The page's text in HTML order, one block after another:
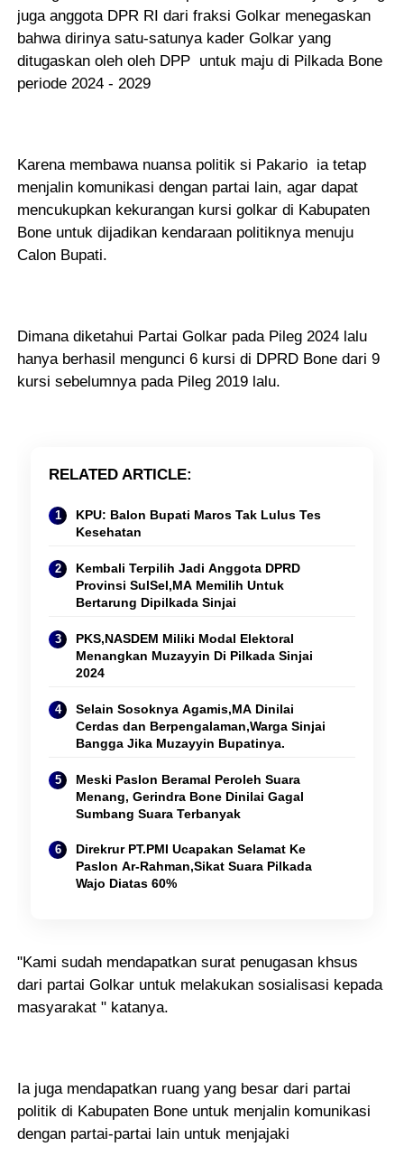
juga anggota DPR RI dari fraksi Golkar menegaskan
bahwa dirinya satu-satunya kader Golkar yang
ditugaskan oleh oleh DPP untuk maju di Pilkada Bone
periode 2024 - 2029
Karena membawa nuansa politik si Pakario ia tetap
menjalin komunikasi dengan partai lain, agar dapat
mencukupkan kekurangan kursi golkar di Kabupaten
Bone untuk dijadikan kendaraan politiknya menuju
Calon Bupati.
Dimana diketahui Partai Golkar pada Pileg 2024 lalu
hanya berhasil mengunci 6 kursi di DPRD Bone dari 9
kursi sebelumnya pada Pileg 2019 lalu.
RELATED ARTICLE
KPU: Balon Bupati Maros Tak Lulus Tes
Kesehatan
Kembali Terpilih Jadi Anggota DPRD
Provinsi SulSel,MA Memilih Untuk
Bertarung Dipilkada Sinjai
PKS,NASDEM Miliki Modal Elektoral
Menangkan Muzayyin Di Pilkada Sinjai
2024
Selain Sosoknya Agamis,MA Dinilai
Cerdas dan Berpengalaman,Warga Sinjai
Bangga Jika Muzayyin Bupatinya.
Meski Paslon Beramal Peroleh Suara
Menang, Gerindra Bone Dinilai Gagal
Sumbang Suara Terbanyak
Direkrur PT.PMI Ucapakan Selamat Ke
Paslon Ar-Rahman,Sikat Suara Pilkada
Wajo Diatas 60%
"Kami sudah mendapatkan surat penugasan khsus
dari partai Golkar untuk melakukan sosialisasi kepada
masyarakat " katanya.
Ia juga mendapatkan ruang yang besar dari partai
politik di Kabupaten Bone untuk menjalin komunikasi
dengan partai-partai lain untuk menjajaki